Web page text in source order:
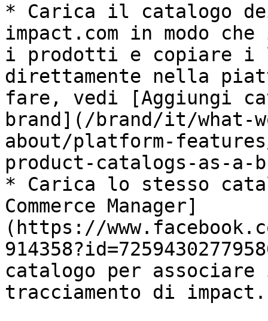
* Carica il catalogo
impact.com in modo
i prodotti e copiare i
direttamente nella
fare, vedi [Aggiungi
brand](/brand/it/what-
about/platform-
product-catalogs-as-a-
* Carica lo stesso
Commerce Manager]
(https://
catalogo per
tracciamento di